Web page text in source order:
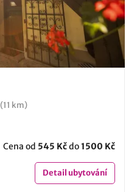
(11 km)
Cena od 545 Kčdo1500 Kč
Detailubytování